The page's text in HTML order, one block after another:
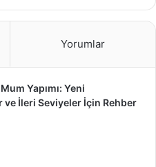
Yorumlar
Yapımı: Yeni
ve İleri Seviyeler İçin Rehber